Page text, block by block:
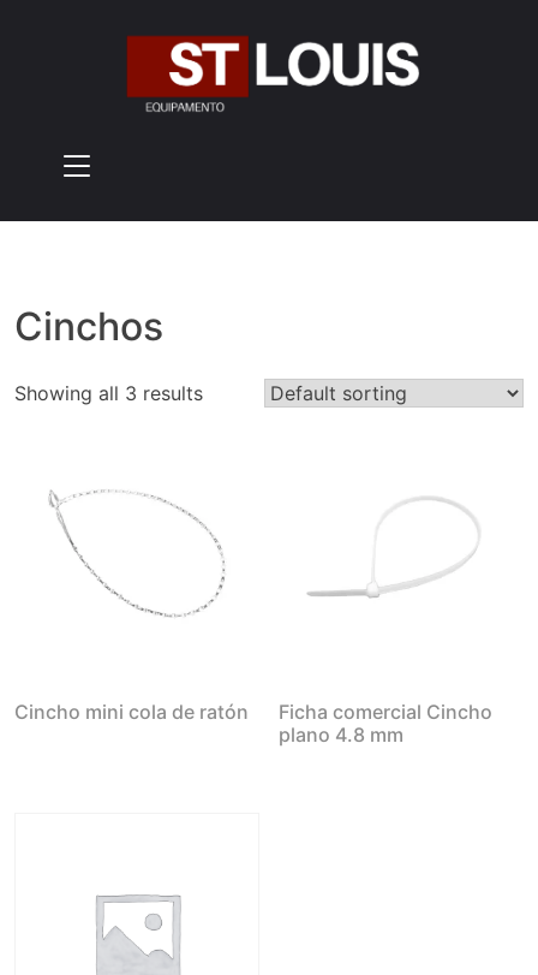
Cinchos
Showing all 3 results
Cincho mini cola de ratón
Ficha comercial Cincho
plano 4.8 mm